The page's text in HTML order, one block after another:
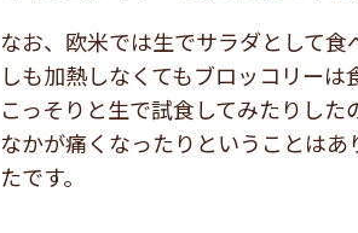
なお、欧米では生でサラダとして
しも加熱しなくてもブロッコリー
こっそりと生で試食してみたりし
なかが痛くなったりということは
たです。